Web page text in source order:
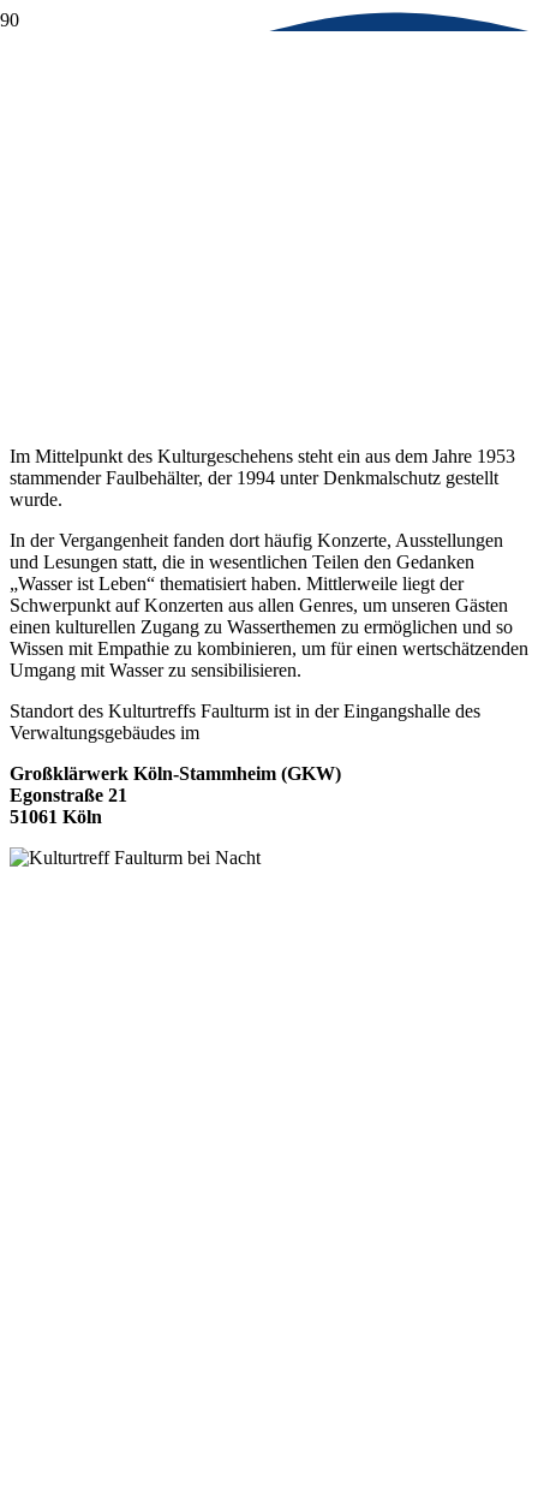
Im Mittelpunkt des Kulturgeschehens steht ein aus dem Jahre 1953
stammender Faulbehälter, der 1994 unter Denkmalschutz gestellt
wurde.
In der Vergangenheit fanden dort häufig Konzerte, Ausstellungen
und Lesungen statt, die in wesentlichen Teilen den Gedanken
„Wasser ist Leben“ thematisiert haben. Mittlerweile liegt der
Schwerpunkt auf Konzerten aus allen Genres, um unseren Gästen
einen kulturellen Zugang zu Wasserthemen zu ermöglichen und so
Wissen mit Empathie zu kombinieren, um für einen wertschätzenden
Umgang mit Wasser zu sensibilisieren.
Standort des Kulturtreffs Faulturm ist in der Eingangshalle des
Verwaltungsgebäudes im
Großklärwerk Köln-Stammheim (GKW)
Egonstraße 21
51061 Köln